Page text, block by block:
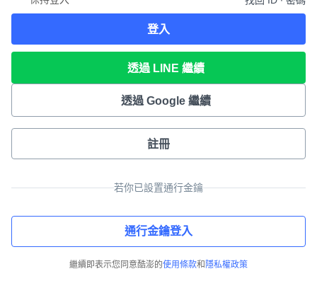
登入
透過 LINE 繼續
透過 Google 繼續
註冊
若你已設置通行金鑰
通行金鑰登入
繼續即表示您同意酷澎的使用條款和 隱私權政策